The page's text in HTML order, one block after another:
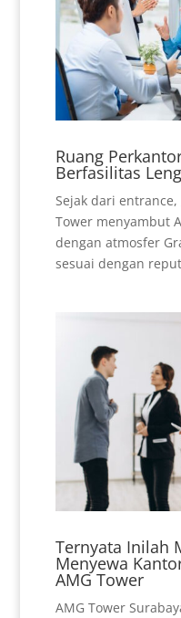
Ruang
Berfasilitas
Sejak dari
Tower menyambut
dengan atmosfer
sesuai dengan
Ternyata Inilah
Menyewa
AMG Tower
AMG Tower